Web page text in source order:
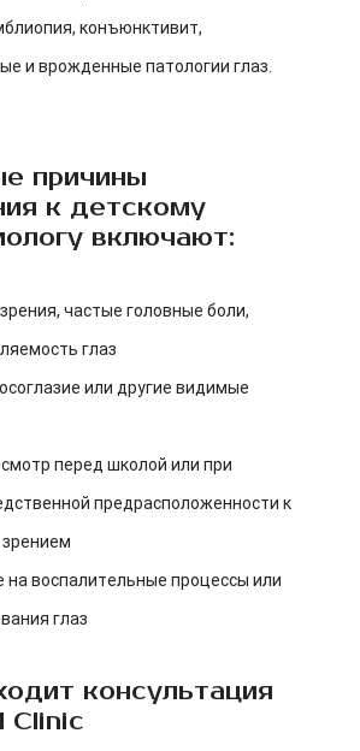
конъюнктивит,
и врожденные патологии глаз.
причины
к детскому
включают:
частые головные боли,
глаз
или другие видимые
перед школой или при
предрасположенности к
на воспалительные процессы или
глаз
консультация
Clinic